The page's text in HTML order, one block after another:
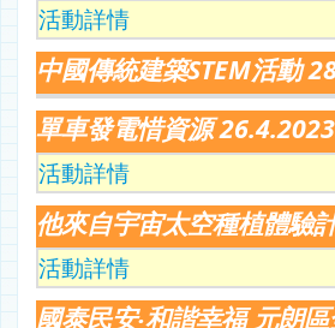
活動詳情
中國傳統建築STEM活動
單車發電惜資源 26.4.2023
活動詳情
他來自宇宙太空種植體驗
活動詳情
國泰民安‧和諧幸福 元朗